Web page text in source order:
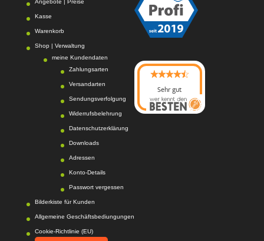
Angebote | Preise
Kasse
Warenkorb
Shop | Verwaltung
meine Kundendaten
Zahlungsarten
Versandarten
Sendungsverfolgung
Widerrufsbelehrung
Datenschutzerklärung
Downloads
Adressen
Konto-Details
Passwort vergessen
Bilderkiste für Kunden
Allgemeine Geschäftsbediungungen
Cookie-Richtlinie (EU)
Sehr gut
08/2026
Photo-Proßwitzhat